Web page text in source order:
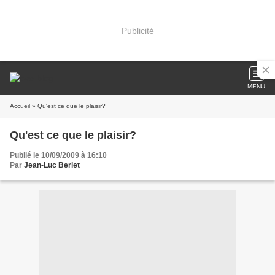
Publicité
MENU
Accueil » Qu'est ce que le plaisir?
Qu'est ce que le plaisir?
Publié le 10/09/2009 à 16:10
Par Jean-Luc Berlet